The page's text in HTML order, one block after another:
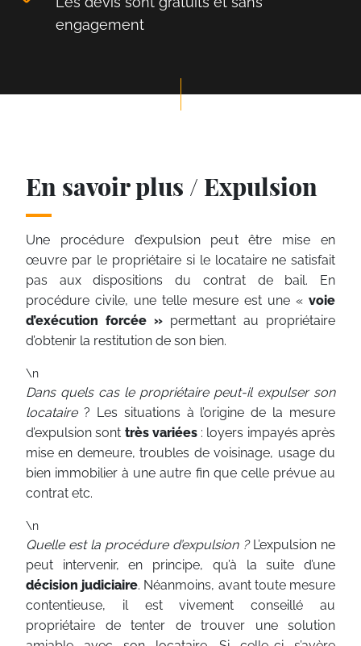
engagement
En savoir plus / Expulsion
Une procédure d’expulsion peut être mise en
œuvre par le propriétaire si le locataire ne satisfait
pas aux dispositions du contrat de bail. En
procédure civile, une telle mesure est une « voie
d’exécution forcée » permettant au propriétaire
d’obtenir la restitution de son bien.
\n
Dans quels cas le propriétaire peut-il expulser son
locataire? Les situations à l’origine de la mesure
d’expulsion sont très variées: loyers impayés après
mise en demeure, troubles de voisinage, usage du
bien immobilier à une autre fin que celle prévue au
contrat etc.
\n
Quelle est la procédure d’expulsion ? L’expulsion ne
peut intervenir, en principe, qu’à la suite d’une
décision judiciaire. Néanmoins, avant toute mesure
contentieuse, il est vivement conseillé au
propriétaire de tenter de trouver une solution